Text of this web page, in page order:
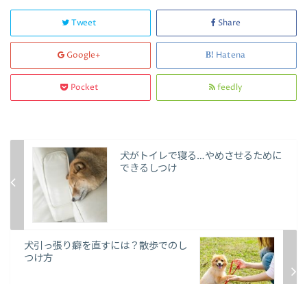
Tweet Share
Google+ Hatena
Pocket feedly
犬がトイレで寝る…やめさせるために
できるしつけ
犬引っ張り癖を直すには？散歩でのし
つけ方